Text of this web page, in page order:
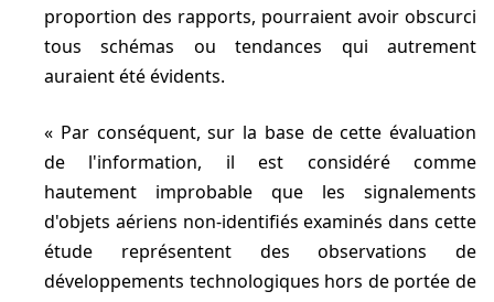
proportion des rapports, pourraient avoir obscurci
tous schémas ou tendances qui autrement
auraient été évidents.
Par conséquent, sur la base de cette évaluation
de l'information, il est considéré comme
hautement improbable que les signalements
d'objets aériens non-identifiés examinés dans cette
étude représentent des observations de
développements technologiques hors de portée de